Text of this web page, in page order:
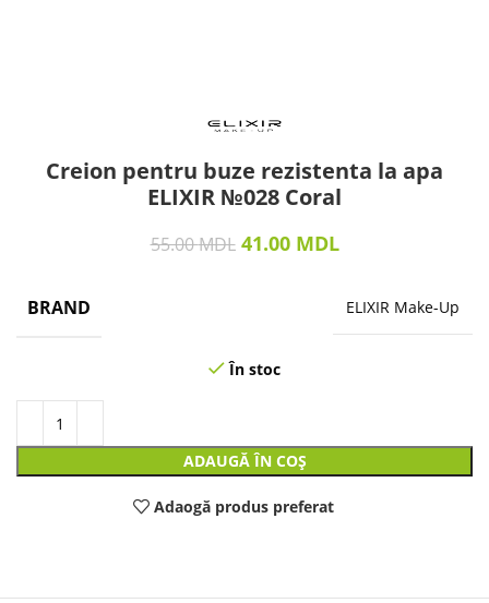
Creion pentru buze rezistenta la apa
ELIXIR №028 Coral
55.00MDL 41.00 MDL
BRAND ELIXIR Make-Up
În stoc
ADAUGĂ ÎN COȘ
Adaogă produs preferat